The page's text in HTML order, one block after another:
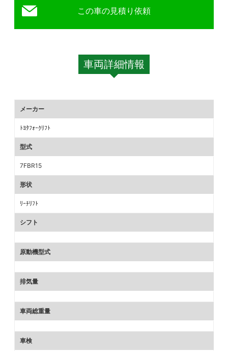
この車の見積り依頼
車両詳細情報
メーカー
ﾄﾖﾀﾌｫｰｸﾘﾌﾄ
型式
7FBR15
形状
ﾘｰﾁﾘﾌﾄ
シフト
原動機型式
排気量
車両総重量
車検